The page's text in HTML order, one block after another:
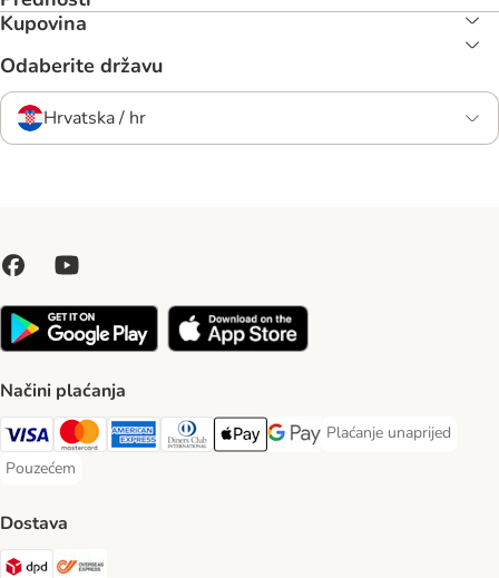
Kupovina
Odaberite državu
Hrvatska / hr
Načini plaćanja
Visa Payment Method
MasterCard Payment Method
American Express Payment Method
Diners Club Payment Method
Payment MethodGoogle pay Payment Method
Plaćanje unaprijed
Plaćanje unaprijed
Pouzećem
Pouzećem Payment Method
Dostava
DPD Shipping Method